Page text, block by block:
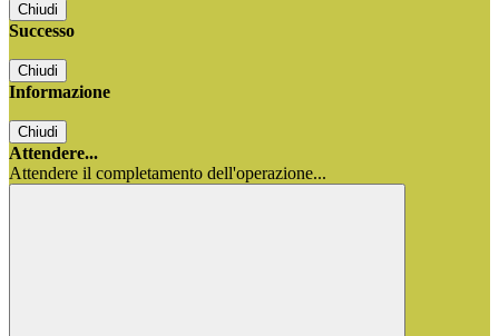
Chiudi
Successo
Chiudi
Informazione
Chiudi
Attendere...
Attendere il completamento dell'operazione...